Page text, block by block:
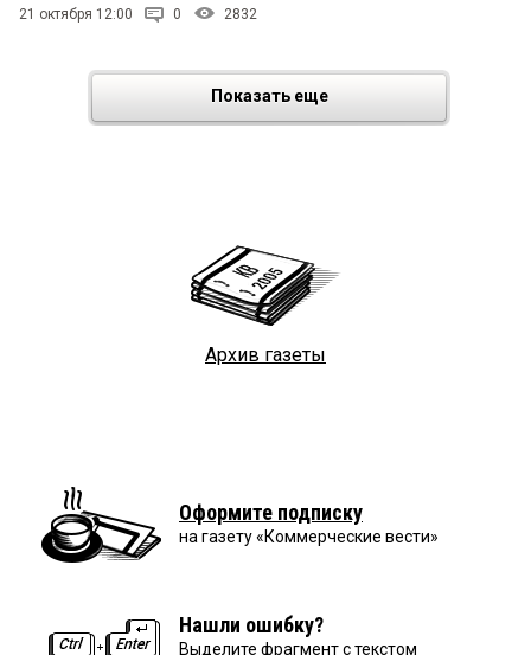
21 октября 12:00 0 2832
Показать еще
Архив газеты
Оформите подписку
на газету «Коммерческие вести»
Нашли ошибку?
Выделите фрагмент с текстом